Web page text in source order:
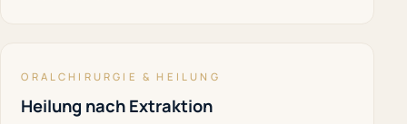
ORALCHIRURGIE & HEILUNG
Heilung nach Extraktion